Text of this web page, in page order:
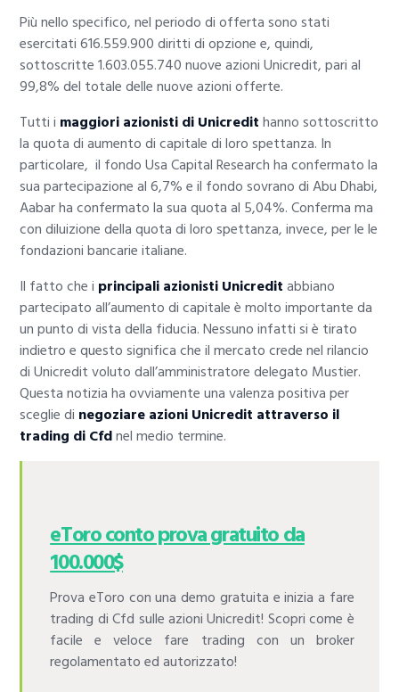
Più nello specifico, nel periodo di offerta sono stati
esercitati 616.559.900 diritti di opzione e, quindi,
sottoscritte 1.603.055.740 nuove azioni Unicredit, pari al
99,8% del totale delle nuove azioni offerte.
Tutti i maggiori azionisti di Unicredithanno sottoscritto
la quota di aumento di capitale di loro spettanza. In
particolare, il fondo Usa Capital Research ha confermato la
sua partecipazione al 6,7% e il fondo sovrano di Abu Dhabi,
Aabar ha confermato la sua quota al 5,04%. Conferma ma
con diluizione della quota di loro spettanza, invece, per le le
fondazioni bancarie italiane.
Il fatto che i principali azionisti Unicreditabbiano
partecipato all’aumento di capitale è molto importante da
un punto di vista della fiducia. Nessuno infatti si è tirato
indietro e questo significa che il mercato crede nel rilancio
di Unicredit voluto dall’amministratore delegato Mustier.
Questa notizia ha ovviamente una valenza positiva per
sceglie di negoziare azioni Unicredit attraverso il
trading di Cfdnel medio termine.
eToro conto prova gratuito da
100.000$
Prova eToro con una demo gratuita e inizia a fare
trading di Cfd sulle azioni Unicredit! Scopri come è
facile e veloce fare trading con un broker
regolamentato ed autorizzato!